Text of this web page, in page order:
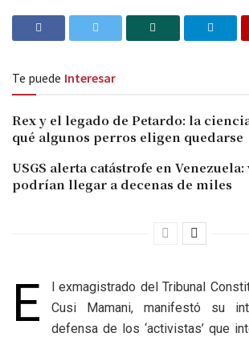
Te puede Interesar
Rex y el legado de Petardo: la
qué algunos perros eligen quedarse
USGS alerta catástrofe en
podrían llegar a decenas de miles
E
l exmagistrado del Tribunal
Cusi Mamani, manifestó su
defensa de los ‘activistas’ que